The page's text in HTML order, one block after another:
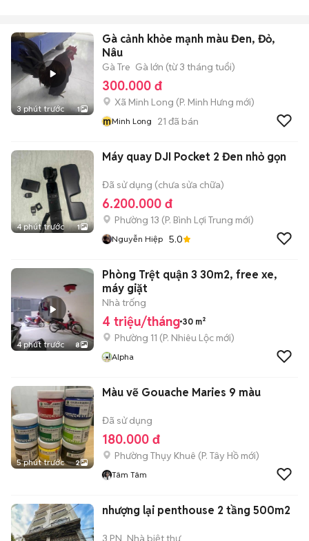
3 phút trước 1
Gà cảnh khỏe mạnh màu Đen, Đỏ,
Nâu
Gà Tre Gà lớn (từ 3 tháng tuổi)
300.000 đ
Xã Minh Long (P. Minh Hưng mới)
mMinh Long 21 đã bán
4 phút trước 1
Máy quay DJI Pocket 2 Đen nhỏ gọn
Đã sử dụng (chưa sửa chữa)
6.200.000 đ
Phường 13 (P. Bình Lợi Trung mới)
Nguyễn Hiệp 5.0
4 phút trước 8
Phòng Trệt quận 3 30m2, free xe,
máy giặt
Nhà trống
4 triệu/tháng 30 m²
Phường 11 (P. Nhiêu Lộc mới)
Alpha
5 phút trước 2
Màu vẽ Gouache Maries 9 màu
Đã sử dụng
180.000 đ
Phường Thụy Khuê (P. Tây Hồ mới)
Tâm Tâm
nhượng lại penthouse 2 tầng 500m2
3 PN Nhà biệt thự